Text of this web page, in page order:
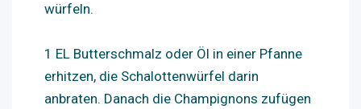
würfeln.
1 EL Butterschmalz oder Öl in einer Pfanne
erhitzen, die Schalottenwürfel darin
anbraten. Danach die Champignons zufügen